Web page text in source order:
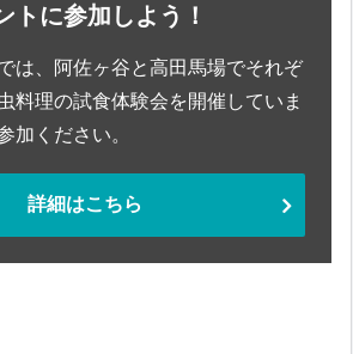
トに参加しよう！
は、阿佐ヶ谷と高田馬場でそれぞ
料理の試食体験会を開催していま
加ください。
詳細はこちら